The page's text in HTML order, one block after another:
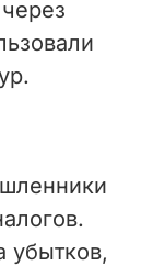
убытков,